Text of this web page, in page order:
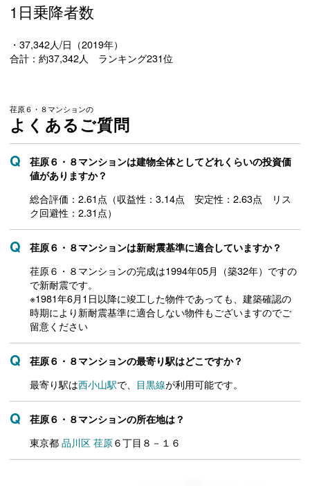
1日乗降者数
・37,342人/日（2019年）
合計：約37,342人 ランキング231位
荏原６・８マンションの
よくあるご質問
荏原６・８マンションは建物全体としてどれくらいの投資価
値がありますか？
総合評価：2.61点（収益性：3.14点 安定性：2.63点 リス
ク回避性：2.31点）
荏原６・８マンションは新耐震基準に適合していますか？
荏原６・８マンションの完成は1994年05月（築32年）ですの
で新耐震です。
※1981年6月1日以降に竣工した物件であっても、建築確認の
時期により新耐震基準に適合しない物件もございますのでご
留意ください
荏原６・８マンションの最寄り駅はどこですか？
最寄り駅は西小山駅で、 目黒線が利用可能です。
荏原６・８マンションの所在地は？
東京都 品川区 荏原６丁目８－１６